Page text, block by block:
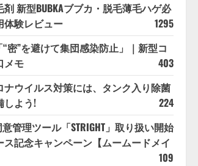
新型BUBKAブブカ・脱毛薄毛ハゲ必
体験レビュー
1295
“密”を避けて集団感染防止」｜新型コ
メモ
403
ナウイルス対策には、タンク入り除菌
しよう!
224
管理ツール「STRIGHT」取り扱い開始
ス記念キャンペーン【ムームードメイ
109